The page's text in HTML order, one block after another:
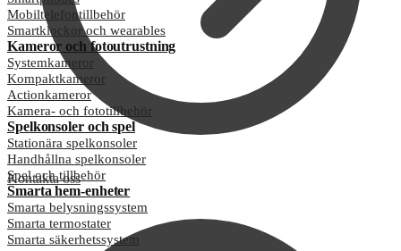
Kontakta oss
Mobiltelefontillbehör
Smartklockor och wearables
Kameror och fotoutrustning
Systemkameror
Kompaktkameror
Actionkameror
Kamera- och fototillbehör
Spelkonsoler och spel
Stationära spelkonsoler
Handhållna spelkonsoler
Spel och tillbehör
Smarta hem-enheter
Smarta belysningssystem
Smarta termostater
Smarta säkerhetssystem